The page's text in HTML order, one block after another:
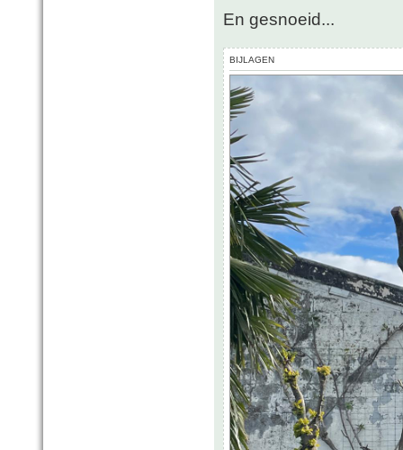
En gesnoeid...
BIJLAGEN